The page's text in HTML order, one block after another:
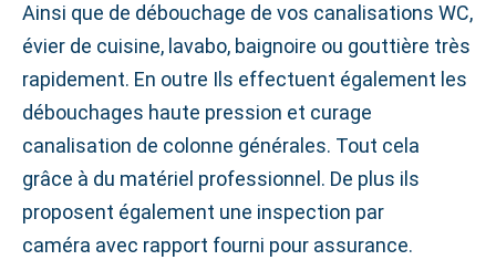
Ainsi que de débouchage de vos canalisations WC,
évier de cuisine, lavabo, baignoire ou gouttière très
rapidement. En outre Ils effectuent également les
débouchages haute pression et curage
canalisation de colonne générales. Tout cela
grâce à du matériel professionnel. De plus ils
proposent également une inspection par
caméra avec rapport fourni pour assurance.